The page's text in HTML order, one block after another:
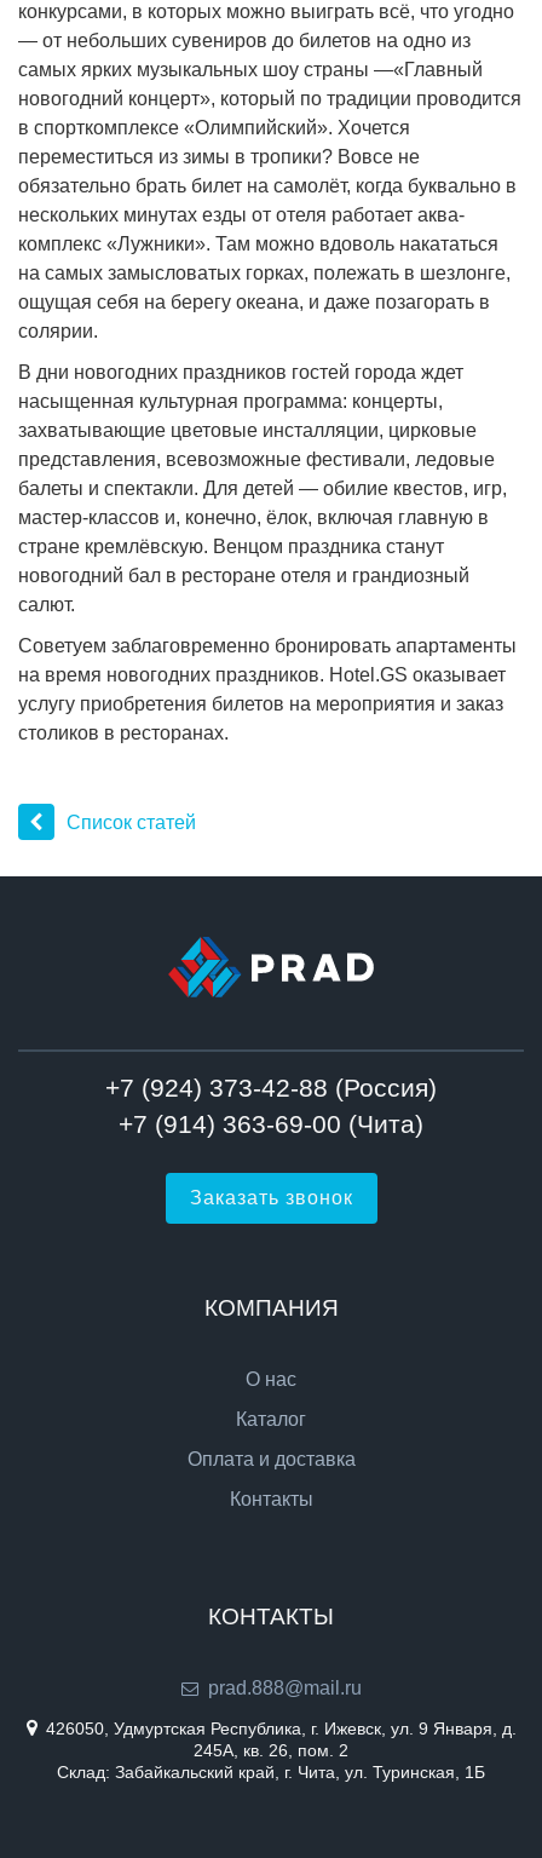
конкурсами, в которых можно выиграть всё, что угодно
— от небольших сувениров до билетов на одно из
самых ярких музыкальных шоу страны —«Главный
новогодний концерт», который по традиции проводится
в спорткомплексе «Олимпийский». Хочется
переместиться из зимы в тропики? Вовсе не
обязательно брать билет на самолёт, когда буквально в
нескольких минутах езды от отеля работает аква-
комплекс «Лужники». Там можно вдоволь накататься
на самых замысловатых горках, полежать в шезлонге,
ощущая себя на берегу океана, и даже позагорать в
солярии.
В дни новогодних праздников гостей города ждет
насыщенная культурная программа: концерты,
захватывающие цветовые инсталляции, цирковые
представления, всевозможные фестивали, ледовые
балеты и спектакли. Для детей — обилие квестов, игр,
мастер-классов и, конечно, ёлок, включая главную в
стране кремлёвскую. Венцом праздника станут
новогодний бал в ресторане отеля и грандиозный
салют.
Советуем заблаговременно бронировать апартаменты
на время новогодних праздников. Hotel.GS оказывает
услугу приобретения билетов на мероприятия и заказ
столиков в ресторанах.
Список статей
+7 (924) 373-42-88 (Россия)
+7 (914) 363-69-00 (Чита)
Заказать звонок
КОМПАНИЯ
О нас
Каталог
Оплата и доставка
Контакты
КОНТАКТЫ
prad.888@mail.ru
426050, Удмуртская Республика, г. Ижевск, ул. 9 Января, д.
245А, кв. 26, пом. 2
Склад: Забайкальский край, г. Чита, ул. Туринская, 1Б